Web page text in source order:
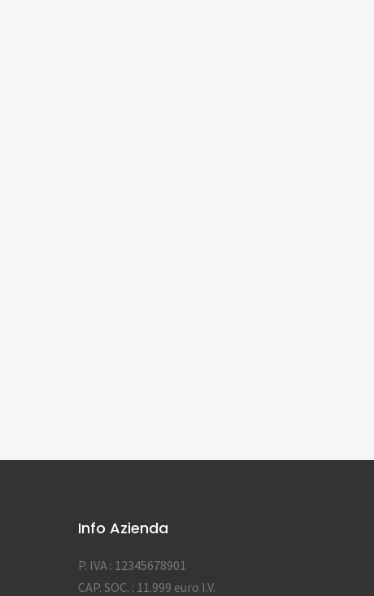
Info Azienda
P. IVA : 12345678901
CAP. SOC. : 11.999 euro I.V.